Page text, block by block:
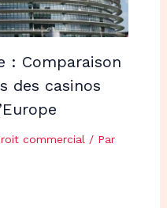
: Comparaison
des casinos
commercial / Par